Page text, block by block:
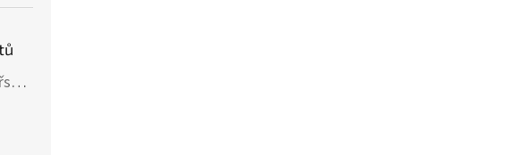
rukojetí